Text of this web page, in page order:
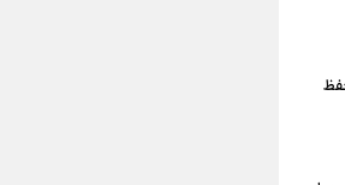
و
پیاده روی
روی